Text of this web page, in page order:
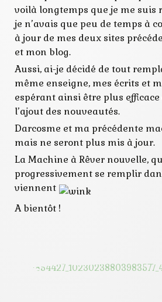
voilà longtemps que je me suis
je n’avais que peu de temps à
à jour de mes deux sites
et mon blog.
Aussi, ai-je décidé de tout
même enseigne, mes écrits et
espérant ainsi être plus
l’ajout des nouveautés.
Darcosme et ma précédente
mais ne seront plus mis à jour.
La Machine à Rêver nouvelle,
progressivement se remplir
viennent
A bientôt !